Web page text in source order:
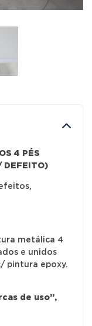
4 PÉS
DEFEITO)
metálica 4
e unidos
pintura epoxy.
de uso”,